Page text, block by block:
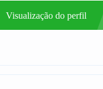
Visualização do perfil